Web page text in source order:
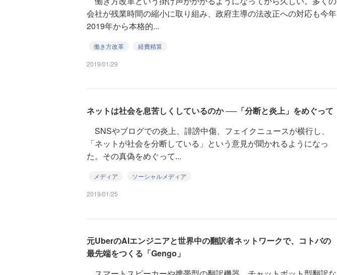
会社が残業時間の縮小に取り組み、政府主導の法改正への対応も今年
2019年から本格的...
働き方改革 経費精算
2019/01/29
ネットは社会を息苦しくしているのか ──「分断と炎上」をめぐって
SNSやブログでの炎上、誹謗中傷、フェイクニュースが横行し、
「ネットが社会を分断している」という意見が聞かれるようになっ
た。その真偽をめぐって...
メディア ソーシャルメディア
2019/01/25
元UberのAIエンジニアと世界中の翻訳者ネットワークで、コトバの
最先端をつくる「Gengo」